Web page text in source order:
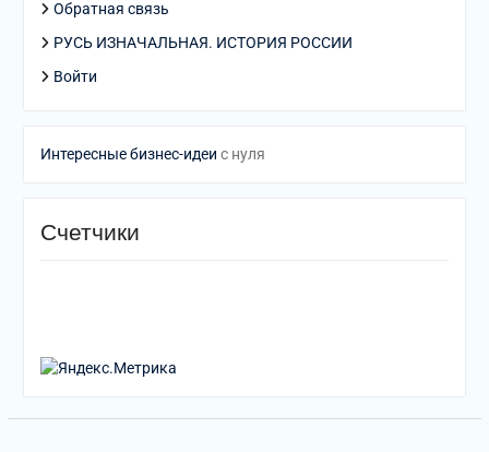
Обратная связь
РУСЬ ИЗНАЧАЛЬНАЯ. ИСТОРИЯ РОССИИ
Войти
Интересные бизнес-идеи с нуля
Счетчики